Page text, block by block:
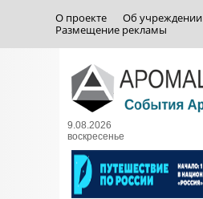
О проекте Об учреждении
Размещение рекламы
9.08.2026
воскресенье